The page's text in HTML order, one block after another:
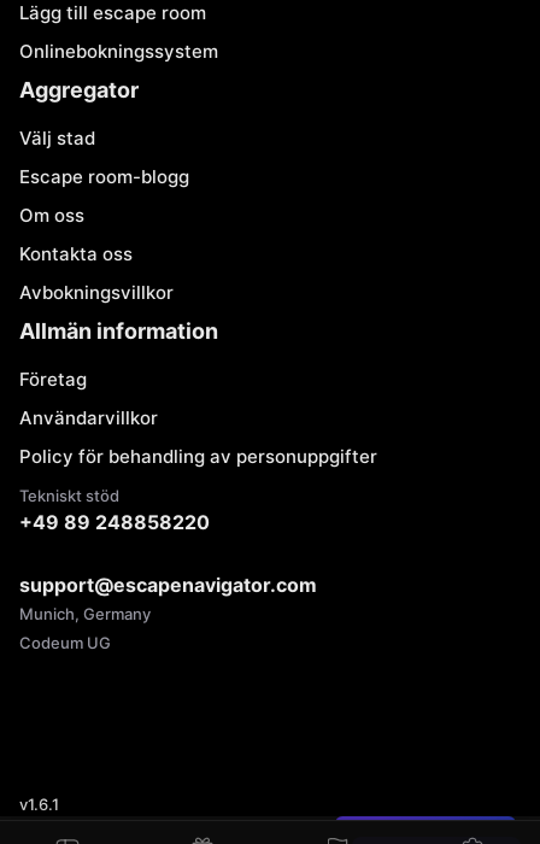
Hittade du ett fel?
Lägg till escape room
Onlinebokningssystem
Aggregator
Välj stad
Escape room-blogg
Om oss
Kontakta oss
Avbokningsvillkor
Allmän information
Företag
Användarvillkor
Policy för behandling av personuppgifter
Tekniskt stöd
+49 89 248858220
support@escapenavigator.com
Munich, Germany
Codeum UG
v1.6.1